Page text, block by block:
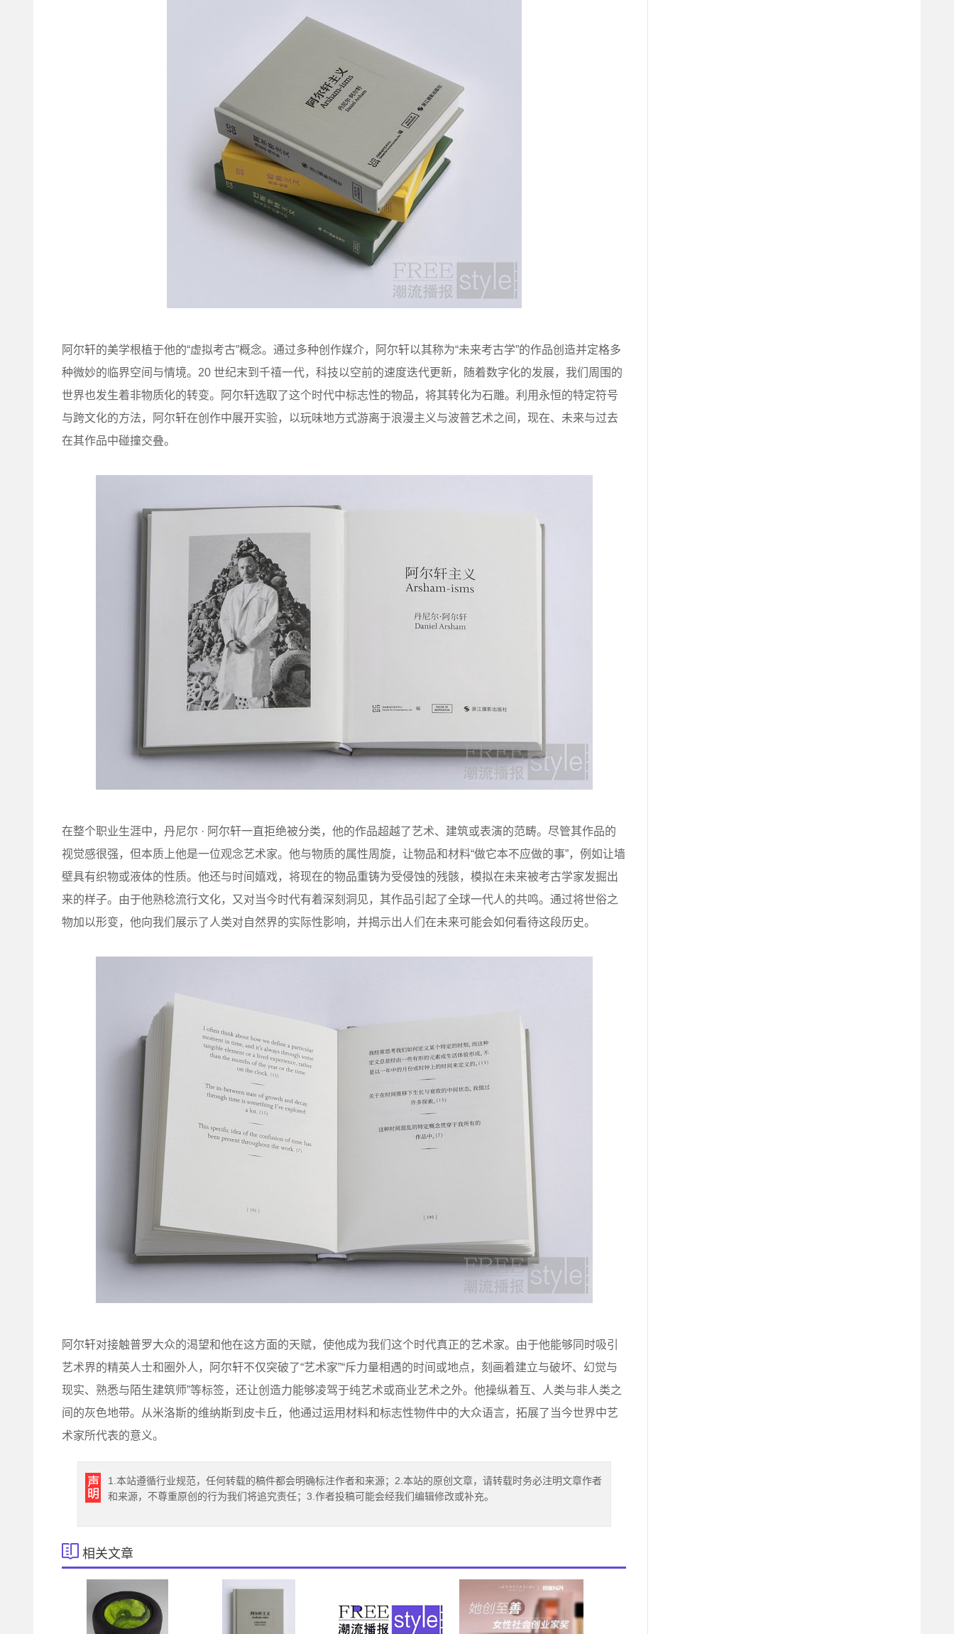
阿尔轩的美学根植于他的“虚拟考古”概念。通过多种创作媒介，阿尔轩以其称为“未来考古学”的作品创造并定格多
种微妙的临界空间与情境。20 世纪末到千禧一代，科技以空前的速度迭代更新，随着数字化的发展，我们周围的
世界也发生着非物质化的转变。阿尔轩选取了这个时代中标志性的物品，将其转化为石雕。利用永恒的特定符号
与跨文化的方法，阿尔轩在创作中展开实验，以玩味地方式游离于浪漫主义与波普艺术之间，现在、未来与过去
在其作品中碰撞交叠。
在整个职业生涯中，丹尼尔 · 阿尔轩一直拒绝被分类，他的作品超越了艺术、建筑或表演的范畴。尽管其作品的
视觉感很强，但本质上他是一位观念艺术家。他与物质的属性周旋，让物品和材料“做它本不应做的事”，例如让墙
壁具有织物或液体的性质。他还与时间嬉戏，将现在的物品重铸为受侵蚀的残骸，模拟在未来被考古学家发掘出
来的样子。由于他熟稔流行文化，又对当今时代有着深刻洞见，其作品引起了全球一代人的共鸣。通过将世俗之
物加以形变，他向我们展示了人类对自然界的实际性影响，并揭示出人们在未来可能会如何看待这段历史。
阿尔轩对接触普罗大众的渴望和他在这方面的天赋，使他成为我们这个时代真正的艺术家。由于他能够同时吸引
艺术界的精英人士和圈外人，阿尔轩不仅突破了“艺术家”“斥力量相遇的时间或地点，刻画着建立与破坏、幻觉与
现实、熟悉与陌生建筑师”等标签，还让创造力能够凌驾于纯艺术或商业艺术之外。他操纵着互、人类与非人类之
间的灰色地带。从米洛斯的维纳斯到皮卡丘，他通过运用材料和标志性物件中的大众语言，拓展了当今世界中艺
术家所代表的意义。
1.本站遵循行业规范，任何转载的稿件都会明确标注作者和来源；2.本站的原创文章，请转载时务必注明文章作者
和来源，不尊重原创的行为我们将追究责任；3.作者投稿可能会经我们编辑修改或补充。
相关文章